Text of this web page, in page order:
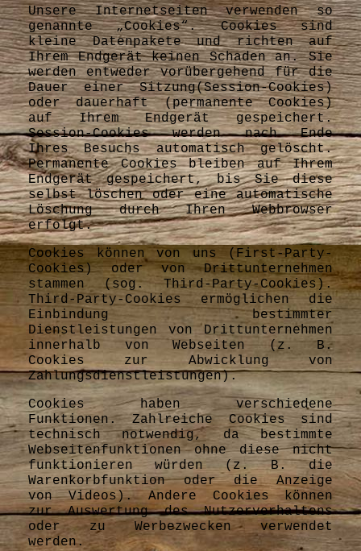
Unsere Internetseiten verwenden so
genannte „Cookies“. Cookies sind
kleine Datenpakete und richten auf
Ihrem Endgerät keinen Schaden an. Sie
werden entweder vorübergehend für die
Dauer einer Sitzung(Session-Cookies)
oder dauerhaft (permanente Cookies)
auf Ihrem Endgerät gespeichert.
Session-Cookies werden nach Ende
Ihres Besuchs automatisch gelöscht.
Permanente Cookies bleiben auf Ihrem
Endgerät gespeichert, bis Sie diese
selbst löschen oder eine automatische
Löschung durch Ihren Webbrowser
erfolgt.
Cookies können von uns (First-Party-
Cookies) oder von Drittunternehmen
stammen (sog. Third-Party-Cookies).
Third-Party-Cookies ermöglichen die
Einbindung bestimmter
Dienstleistungen von Drittunternehmen
innerhalb von Webseiten (z. B.
Cookies zur Abwicklung von
Zahlungsdienstleistungen).
Cookies haben verschiedene
Funktionen. Zahlreiche Cookies sind
technisch notwendig, da bestimmte
Webseitenfunktionen ohne diese nicht
funktionieren würden (z. B. die
Warenkorbfunktion oder die Anzeige
von Videos). Andere Cookies können
zur Auswertung des Nutzerverhaltens
oder zu Werbezwecken verwendet
werden.